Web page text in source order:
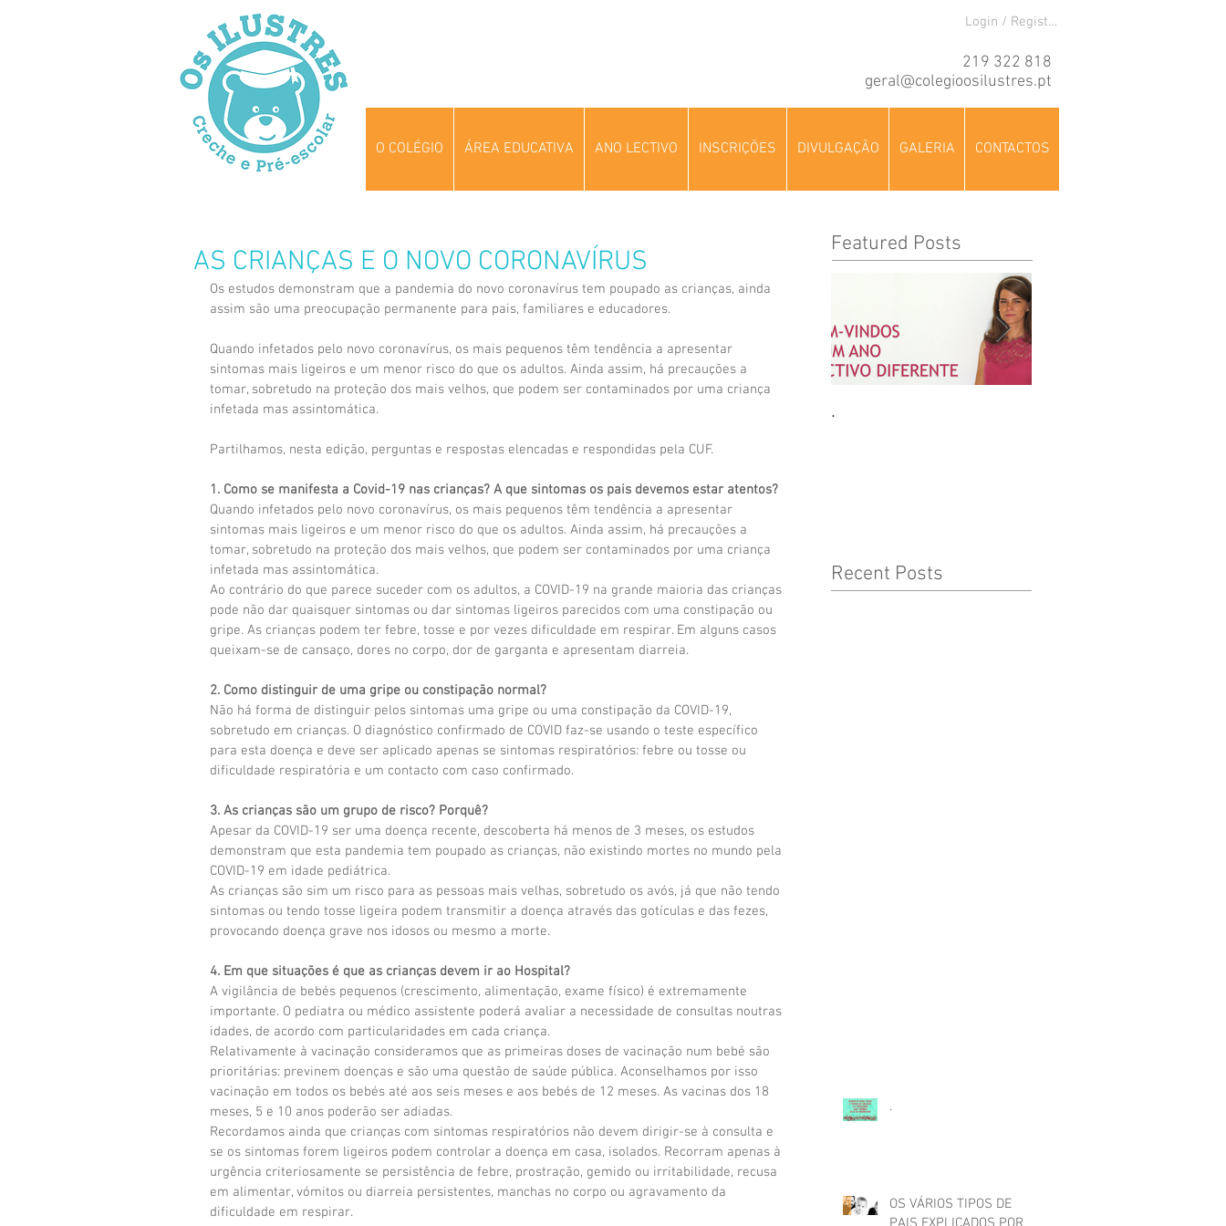
Login / Registre-se
219 322 818
geral@colegioosilustres.pt
O COLÉGIO ÁREA EDUCATIVA ANO LECTIVO INSCRIÇÕES DIVULGAÇÃO GALERIA CONTACTOS
AS CRIANÇAS E O NOVO CORONAVÍRUS
Os estudos demonstram que a pandemia do novo coronavírus tem poupado as crianças, ainda
assim são uma preocupação permanente para pais, familiares e educadores.
Quando infetados pelo novo coronavírus, os mais pequenos têm tendência a apresentar
sintomas mais ligeiros e um menor risco do que os adultos. Ainda assim, há precauções a
tomar, sobretudo na proteção dos mais velhos, que podem ser contaminados por uma criança
infetada mas assintomática.
Partilhamos, nesta edição, perguntas e respostas elencadas e respondidas pela CUF.
1. Como se manifesta a Covid-19 nas crianças? A que sintomas os pais devemos estar atentos?
Quando infetados pelo novo coronavírus, os mais pequenos têm tendência a apresentar
sintomas mais ligeiros e um menor risco do que os adultos. Ainda assim, há precauções a
tomar, sobretudo na proteção dos mais velhos, que podem ser contaminados por uma criança
infetada mas assintomática.
Ao contrário do que parece suceder com os adultos, a COVID-19 na grande maioria das crianças
pode não dar quaisquer sintomas ou dar sintomas ligeiros parecidos com uma constipação ou
gripe. As crianças podem ter febre, tosse e por vezes dificuldade em respirar. Em alguns casos
queixam-se de cansaço, dores no corpo, dor de garganta e apresentam diarreia.
2. Como distinguir de uma gripe ou constipação normal?
Não há forma de distinguir pelos sintomas uma gripe ou uma constipação da COVID-19,
sobretudo em crianças. O diagnóstico confirmado de COVID faz-se usando o teste específico
para esta doença e deve ser aplicado apenas se sintomas respiratórios: febre ou tosse ou
dificuldade respiratória e um contacto com caso confirmado.
3. As crianças são um grupo de risco? Porquê?
Apesar da COVID-19 ser uma doença recente, descoberta há menos de 3 meses, os estudos
demonstram que esta pandemia tem poupado as crianças, não existindo mortes no mundo pela
COVID-19 em idade pediátrica.
As crianças são sim um risco para as pessoas mais velhas, sobretudo os avós, já que não tendo
sintomas ou tendo tosse ligeira podem transmitir a doença através das gotículas e das fezes,
provocando doença grave nos idosos ou mesmo a morte.
4. Em que situações é que as crianças devem ir ao Hospital?
A vigilância de bebés pequenos (crescimento, alimentação, exame físico) é extremamente
importante. O pediatra ou médico assistente poderá avaliar a necessidade de consultas noutras
idades, de acordo com particularidades em cada criança.
Relativamente à vacinação consideramos que as primeiras doses de vacinação num bebé são
prioritárias: previnem doenças e são uma questão de saúde pública. Aconselhamos por isso
vacinação em todos os bebés até aos seis meses e aos bebés de 12 meses. As vacinas dos 18
meses, 5 e 10 anos poderão ser adiadas.
Recordamos ainda que crianças com sintomas respiratórios não devem dirigir-se à consulta e
se os sintomas forem ligeiros podem controlar a doença em casa, isolados. Recorram apenas à
urgência criteriosamente se persistência de febre, prostração, gemido ou irritabilidade, recusa
em alimentar, vómitos ou diarreia persistentes, manchas no corpo ou agravamento da
dificuldade em respirar.
Featured Posts
.
Recent Posts
.
OS VÁRIOS TIPOS DE